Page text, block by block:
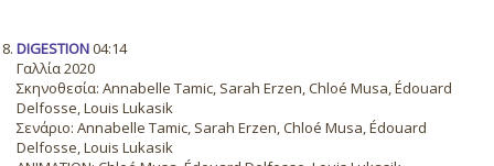
DIGESTION04:14
Γαλλία 2020
Σκηνοθεσία: Annabelle Tamic, Sarah Erzen, Chloé Musa, Édouard
Delfosse, Louis Lukasik
Σενάριο: Annabelle Tamic, Sarah Erzen, Chloé Musa, Édouard
Delfosse, Louis Lukasik